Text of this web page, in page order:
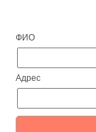
ФИО
Адрес